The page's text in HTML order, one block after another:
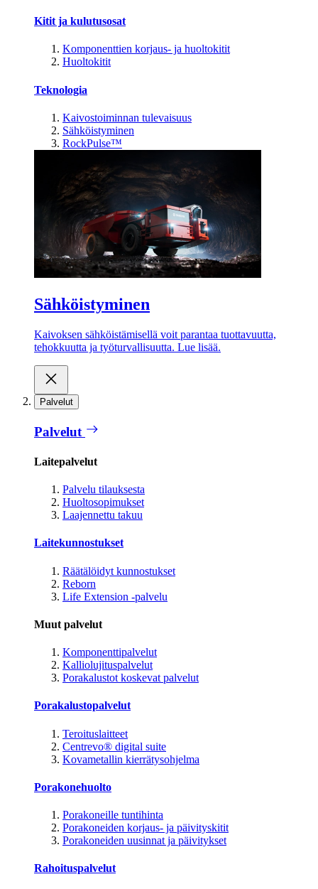
Kitit ja kulutusosat
Komponenttien korjaus- ja huoltokitit
Huoltokitit
Teknologia
Kaivostoiminnan tulevaisuus
Sähköistyminen
RockPulse™
Sähköistyminen
Kaivoksen sähköistämisellä voit parantaa tuottavuutta,
tehokkuutta ja työturvallisuutta. Lue lisää.
Palvelut
Palvelut
Laitepalvelut
Palvelu tilauksesta
Huoltosopimukset
Laajennettu takuu
Laitekunnostukset
Räätälöidyt kunnostukset
Reborn
Life Extension -palvelu
Muut palvelut
Komponenttipalvelut
Kalliolujituspalvelut
Porakalustot koskevat palvelut
Porakalustopalvelut
Teroituslaitteet
Centrevo® digital suite
Kovametallin kierrätysohjelma
Porakonehuolto
Porakoneille tuntihinta
Porakoneiden korjaus- ja päivityskitit
Porakoneiden uusinnat ja päivitykset
Rahoituspalvelut